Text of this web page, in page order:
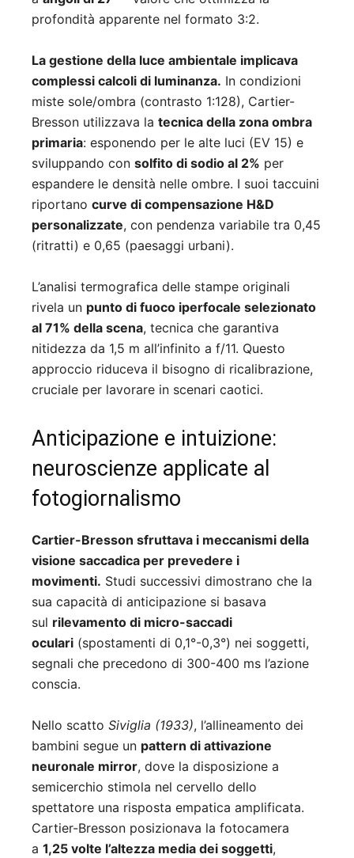
profondità apparente nel formato 3:2.
La gestione della luce ambientale implicava
complessi calcoli di luminanza. In condizioni
miste sole/ombra (contrasto 1:128), Cartier-
Bresson utilizzava la tecnica della zona ombra
primaria: esponendo per le alte luci (EV 15) e
sviluppando con solfito di sodio al 2% per
espandere le densità nelle ombre. I suoi taccuini
riportano curve di compensazione H&D
personalizzate, con pendenza variabile tra 0,45
(ritratti) e 0,65 (paesaggi urbani).
L’analisi termografica delle stampe originali
rivela un punto di fuoco iperfocale selezionato
al 71% della scena, tecnica che garantiva
nitidezza da 1,5 m all’infinito a f/11. Questo
approccio riduceva il bisogno di ricalibrazione,
cruciale per lavorare in scenari caotici.
Anticipazione e intuizione:
neuroscienze applicate al
fotogiornalismo
Cartier-Bresson sfruttava i meccanismi della
visione saccadica per prevedere i
movimenti. Studi successivi dimostrano che la
sua capacità di anticipazione si basava
sul rilevamento di micro-saccadi
oculari (spostamenti di 0,1°-0,3°) nei soggetti,
segnali che precedono di 300-400 ms l’azione
conscia.
Nello scatto Siviglia (1933), l’allineamento dei
bambini segue un pattern di attivazione
neuronale mirror, dove la disposizione a
semicerchio stimola nel cervello dello
spettatore una risposta empatica amplificata.
Cartier-Bresson posizionava la fotocamera
a 1,25 volte l’altezza media dei soggetti,